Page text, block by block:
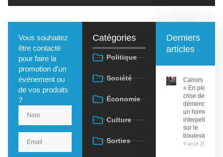
Vous souhaitez
être contacté
pour faire la
promotion d'un
événement ou
de vos produits
?
Catégories
Politique
Société
Économie
Culture
Sorties
Derniers
articles
Cahors :
« En pleine
crise de
démence »,
un homme
interpellé
sur le
boulevard
9 août 2026